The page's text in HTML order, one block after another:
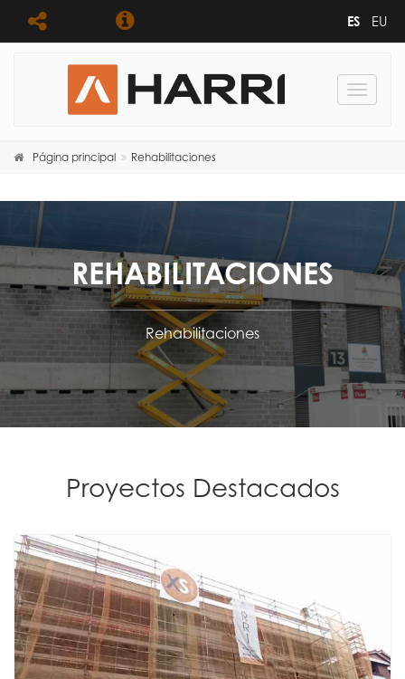
ES EU
Toggle
Página principal Rehabilitaciones
REHABILITACIONES
Rehabilitaciones
Proyectos Destacados